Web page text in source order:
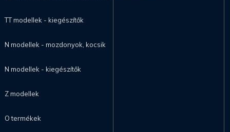
TT modellek - kiegészítők
N modellek - mozdonyok, kocsik
N modellek - kiegészítők
Z modellek
O termékek